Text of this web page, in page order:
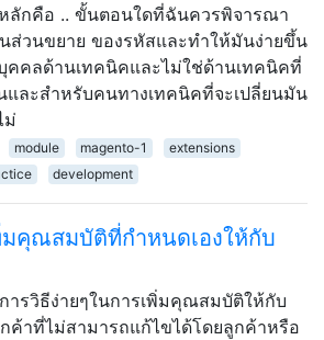
ลักคือ .. ขั้นตอนใดที่ฉันควรพิจารณา
นส่วนขยาย ของรหัสและทำให้มันง่ายขึ้น
คคลด้านเทคนิคและไม่ใช่ด้านเทคนิคที่
และสำหรับคนทางเทคนิคที่จะเปลี่ยนมัน
ม่
module magento-1
extensions
development
มคุณสมบัติที่กำหนดเองให้กับ
การวิธีง่ายๆในการเพิ่มคุณสมบัติให้กับ
ค้าที่ไม่สามารถแก้ไขได้โดยลูกค้าหรือ